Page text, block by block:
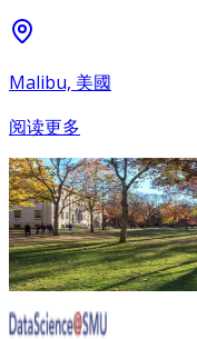
Malibu, 美國
阅读更多